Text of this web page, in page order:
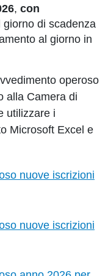
, con
giorno di scadenza
al giorno in
operoso
alla Camera di
utilizzare i
Microsoft Excel e
nuove iscrizioni
nuove iscrizioni